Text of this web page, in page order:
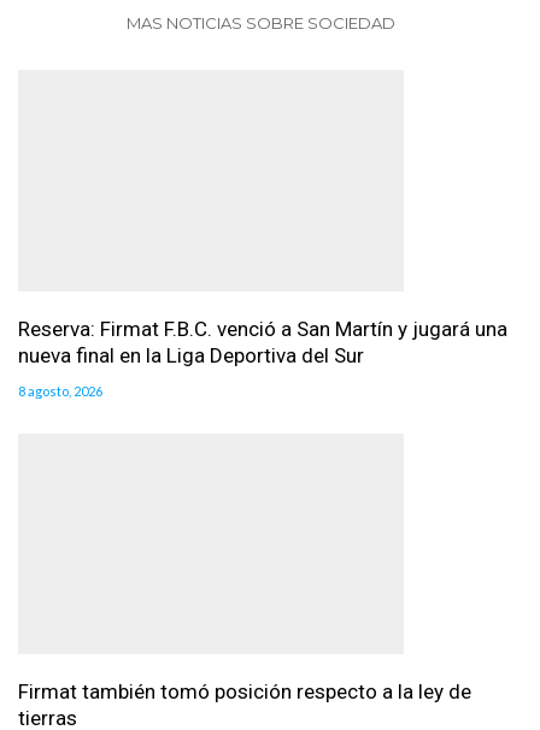
MAS NOTICIAS SOBRE SOCIEDAD
Reserva: Firmat F.B.C. venció a San Martín y jugará una
nueva final en la Liga Deportiva del Sur
8 agosto, 2026
Firmat también tomó posición respecto a la ley de
tierras